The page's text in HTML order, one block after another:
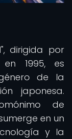
dirigida por
1995, es
de la
japonesa.
de
en un
y la